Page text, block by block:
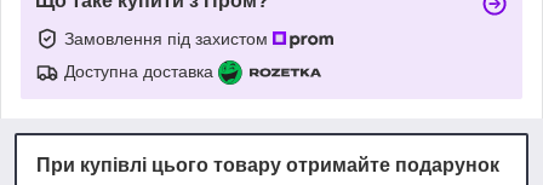
Замовлення під захистом
Доступна доставка
При купівлі цього товару отримайте подарунок